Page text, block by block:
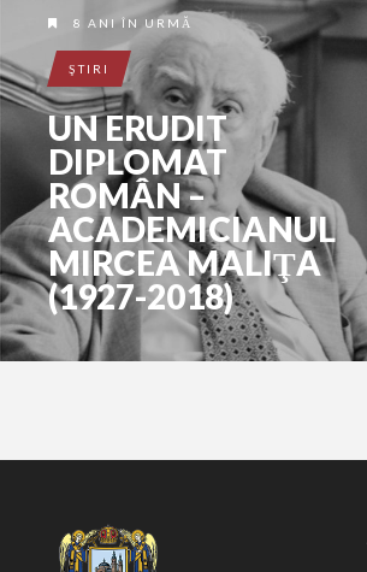
8 ANI ÎN URMĂ
ŞTIRI
UN ERUDIT
DIPLOMAT
ROMÂN –
ACADEMICIANUL
MIRCEA MALIŢA
(1927-2018)